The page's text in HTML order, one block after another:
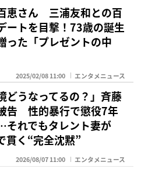
恵さん 三浦友和との百
ートを目撃！73歳の誕生
った「プレゼントの中
2025/02/08 11:00 エンタメニュース
どうなってるの？」斉藤
告 性的暴行で懲役7年
それでもタレント妻が
貫く“完全沈黙”
2026/08/07 11:00 エンタメニュース